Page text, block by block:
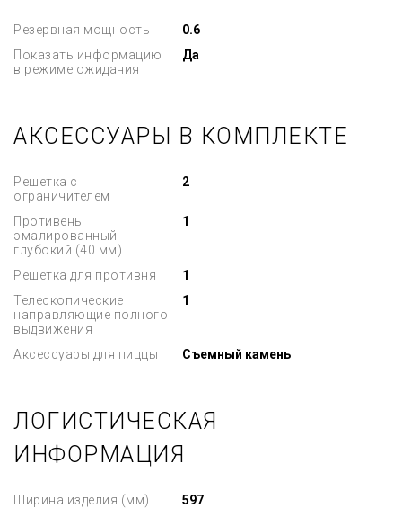
Резервная мощность
0.6
Показать информацию
в режиме ожидания
Да
АКСЕССУАРЫ В КОМПЛЕКТЕ
Решетка с
ограничителем
2
Противень
эмалированный
глубокий (40 мм)
1
Решетка для противня
1
Телескопические
направляющие полного
выдвижения
1
Аксессуары для пиццы Съемный камень
ЛОГИСТИЧЕСКАЯ
ИНФОРМАЦИЯ
Ширина изделия (мм)
597